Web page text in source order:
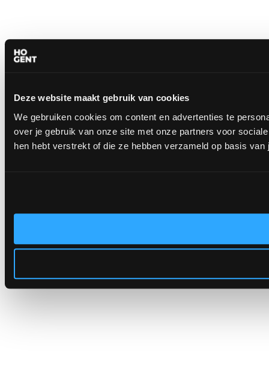
Deze website maakt gebruik van cookies
We gebruiken cookies om content en advertenties te
over je gebruik van onze site met onze partners voor
hen hebt verstrekt of die ze hebben verzameld op basis van